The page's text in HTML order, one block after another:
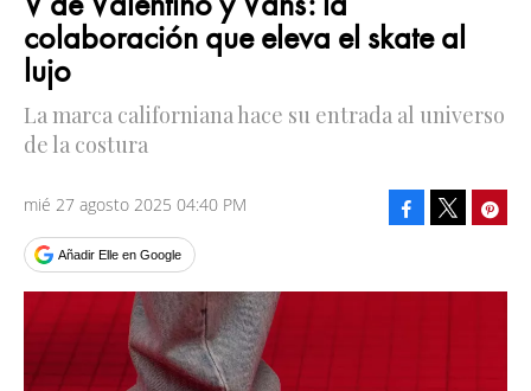
colaboración que eleva el skate al
lujo
La marca californiana hace su entrada al universo
de la costura
mié 27 agosto 2025 04:40 PM
Añadir Elle en Google
Facebook